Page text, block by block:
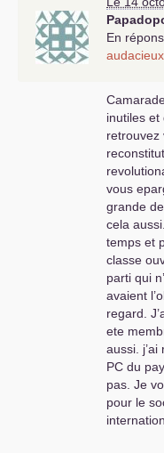
En
inutiles et
retrouvez
vous
grande
cela
temps et
classe
parti qui
avaient
regard.
ete
aussi.
PC du
pas. Je
pour le